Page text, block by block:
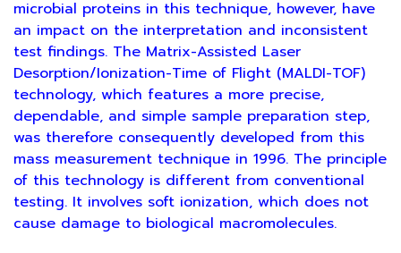
microbial proteins in this technique, however, have
an impact on the interpretation and inconsistent
test findings. The Matrix-Assisted Laser
Desorption/Ionization-Time of Flight (MALDI-TOF)
technology, which features a more precise,
dependable, and simple sample preparation step,
was therefore consequently developed from this
mass measurement technique in 1996. The principle
of this technology is different from conventional
testing. It involves soft ionization, which does not
cause damage to biological macromolecules.